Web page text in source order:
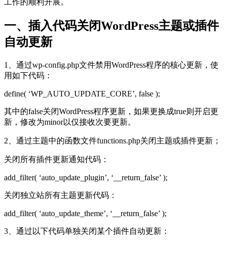
一、插入代码关闭WordPress主题或插件
自动更新
1、通过wp-config.php文件禁用WordPress程序的核心更新，使
用如下代码：
define( ‘WP_AUTO_UPDATE_CORE’, false );
其中的false关闭WordPress程序更新，如果更换成true则开启更
新，修改为minor以仅接收次要更新。
2、通过主题中的函数文件functions.php关闭主题或插件更新；
关闭所有插件更新通知代码：
add_filter( ‘auto_update_plugin’, ‘__return_false’ );
关闭独立站所有主题更新代码：
add_filter( ‘auto_update_theme’, ‘__return_false’ );
3、通过以下代码单独关闭某个插件自动更新：